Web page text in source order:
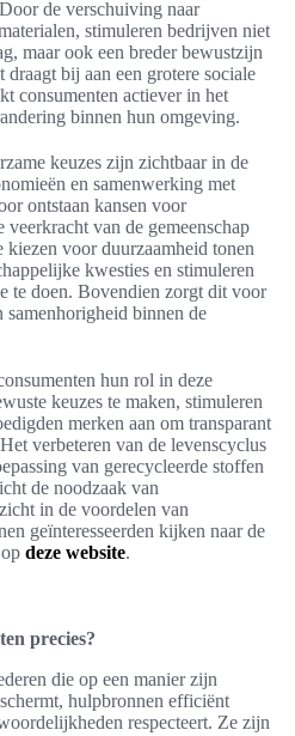
de verschuiving naar
stimuleren bedrijven niet
maar ook een breder bewustzijn
bij aan een grotere sociale
consumenten actiever in het
binnen hun omgeving.
keuzes zijn zichtbaar in de
en samenwerking met
ontstaan kansen voor
van de gemeenschap
voor duurzaamheid tonen
kwesties en stimuleren
te doen. Bovendien zorgt dit voor
binnen de
hun rol in deze
keuzes te maken, stimuleren
merken aan om transparant
verbeteren van de levenscyclus
van gerecycleerde stoffen
de noodzaak van
in de voordelen van
geïnteresseerden kijken naar de
deze website.
precies?
die op een manier zijn
hulpbronnen efficiënt
respecteert. Ze zijn